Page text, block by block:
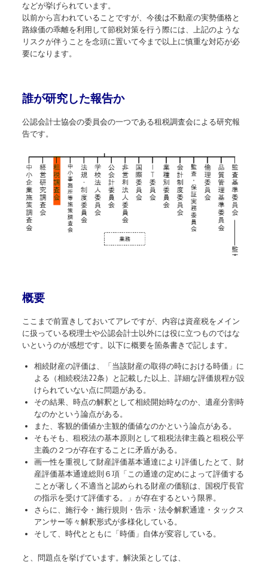
などが挙げられています。
以前から言われていることですが、今後は不動産の実勢価格と
路線価の乖離を利用して節税対策を行う際には、上記のような
リスクが伴うことを念頭に置いて今まで以上に慎重な対応が必
要になります。
誰が研究した報告か
公認会計士協会の委員会の一つである租税調査会による研究報
告です。
概要
ここまで前置きしておいてアレですが、内容は資産税をメイン
に扱っている税理士や公認会計士以外には役に立つものではな
いというのが感想です。以下に概要を箇条書きで記します。
相続財産の評価は、「当該財産の取得の時における時価」に
よる（相続税法22条）と記載した以上、詳細な評価規程が設
けられていない点に問題がある。
その結果、時点の解釈として相続開始時なのか、遺産分割時
なのかという論点がある。
また、客観的価値か主観的価値なのかという論点がある。
そもそも、租税法の基本原則として租税法律主義と租税公平
主義の２つが存在することに矛盾がある。
画一性を重視して財産評価基本通達により評価したとて、財
産評価基本通達総則６項「この通達の定めによって評価する
ことが著しく不適当と認められる財産の価額は、国税庁長官
の指示を受けて評価する。」が存在するという限界。
さらに、施行令・施行規則・告示・法令解釈通達・タックス
アンサー等々解釈形式が多様化している。
そして、時代とともに「時価」自体が変容している。
と、問題点を挙げています。解決策としては、